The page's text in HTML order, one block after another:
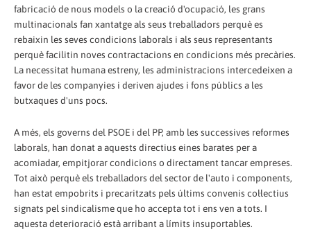
fabricació de nous models o la creació d'ocupació, les grans
multinacionals fan xantatge als seus treballadors perquè es
rebaixin les seves condicions laborals i als seus representants
perquè facilitin noves contractacions en condicions més precàries.
La necessitat humana estreny, les administracions intercedeixen a
favor de les companyies i deriven ajudes i fons públics a les
butxaques d'uns pocs.
A més, els governs del PSOE i del PP, amb les successives reformes
laborals, han donat a aquests directius eines barates per a
acomiadar, empitjorar condicions o directament tancar empreses.
Tot això perquè els treballadors del sector de l'auto i components,
han estat empobrits i precaritzats pels últims convenis col·lectius
signats pel sindicalisme que ho accepta tot i ens ven a tots. I
aquesta deterioració està arribant a límits insuportables.